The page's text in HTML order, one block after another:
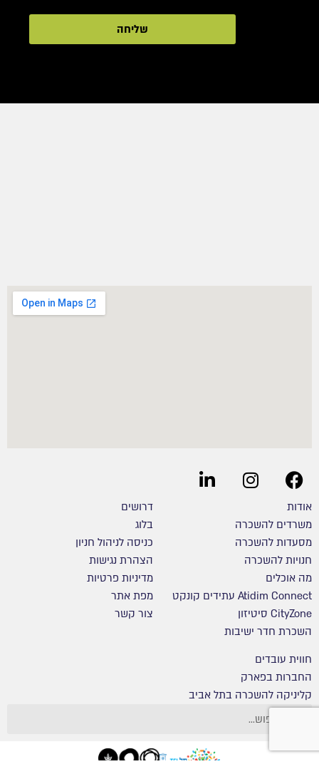
שליחה
אודות
משרדים להשכרה
מסעדות להשכרה
חנויות להשכרה
מה אוכלים
Atidim Connect עתידים קונקט
CityZone סיטיזון
השכרת חדר ישיבות
חווית עובדים
החברות בפארק
קליניקה להשכרה בתל אביב
דרושים
בלוג
כניסה לניהול חניון
הצהרת נגישות
מדיניות פרטיות
מפת אתר
צור קשר